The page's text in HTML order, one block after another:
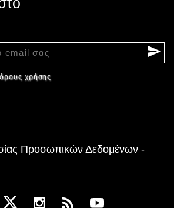
όρους χρήσης
Προσωπικών Δεδομένων -